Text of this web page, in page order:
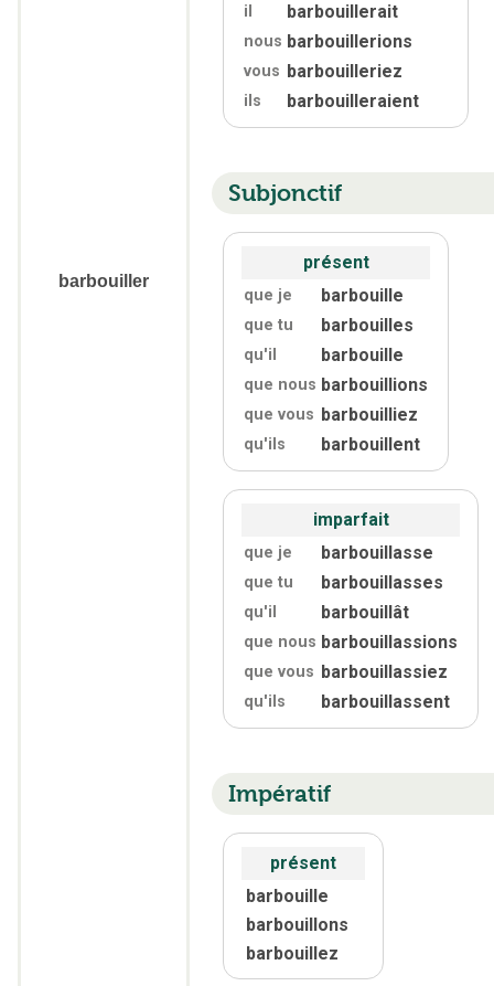
barbouiller
il barbouillerait
nous barbouillerions
vous barbouilleriez
ils barbouilleraient
Subjonctif
présent
que je barbouille
que tu barbouilles
qu'il barbouille
que nous barbouillions
que vous barbouilliez
qu'ils barbouillent
imparfait
que je barbouillasse
que tu barbouillasses
qu'il barbouillât
que nous barbouillassions
que vous barbouillassiez
qu'ils barbouillassent
Impératif
présent
barbouille
barbouillons
barbouillez